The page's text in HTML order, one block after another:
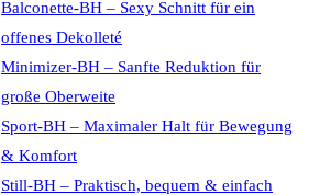
Balconette-BH – Sexy Schnitt für ein
offenes Dekolleté
Minimizer-BH – Sanfte Reduktion für
große Oberweite
Sport-BH – Maximaler Halt für Bewegung
& Komfort
Still-BH – Praktisch, bequem & einfach